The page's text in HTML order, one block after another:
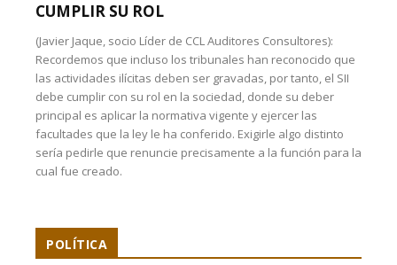
CUMPLIR SU ROL
(Javier Jaque, socio Líder de CCL Auditores Consultores):
Recordemos que incluso los tribunales han reconocido que
las actividades ilícitas deben ser gravadas, por tanto, el SII
debe cumplir con su rol en la sociedad, donde su deber
principal es aplicar la normativa vigente y ejercer las
facultades que la ley le ha conferido. Exigirle algo distinto
sería pedirle que renuncie precisamente a la función para la
cual fue creado.
POLÍTICA